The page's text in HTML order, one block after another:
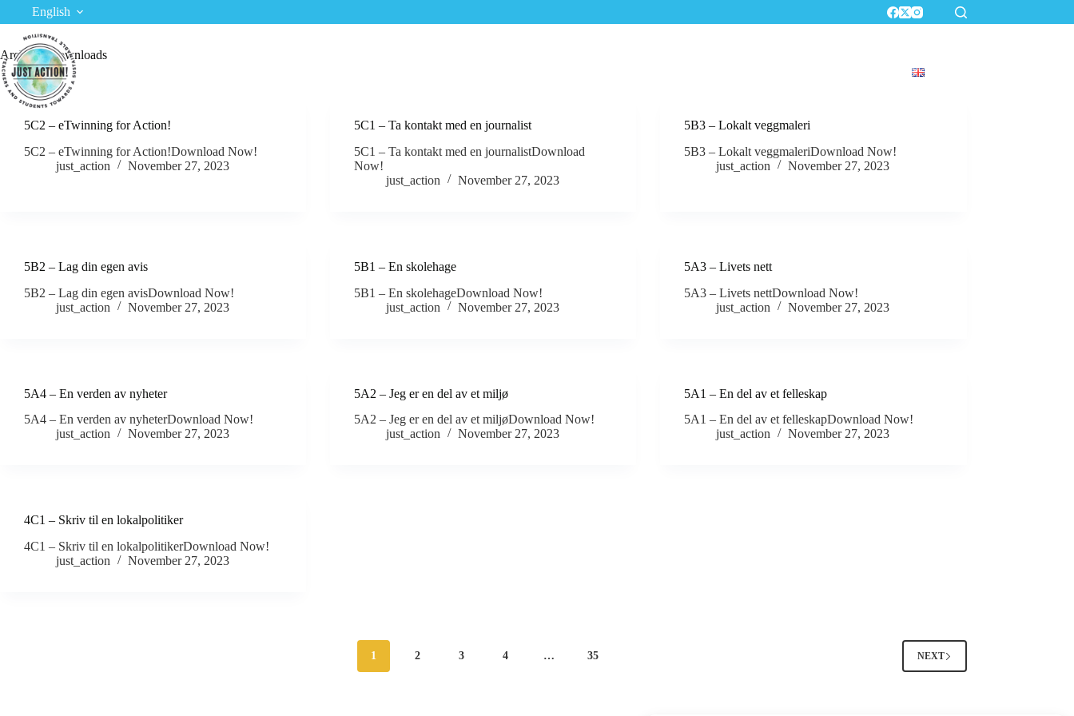
content
English
ArchivesDownloads
5C2 – eTwinning for Action!
5C2 – eTwinning for Action!Download Now!
just_action
November 27, 2023
5C1 – Ta kontakt med en journalist
5C1 – Ta kontakt med en journalistDownload
Now!
just_action
November 27, 2023
5B3 – Lokalt veggmaleri
5B3 – Lokalt veggmaleriDownload Now!
just_action
November 27, 2023
5B2 – Lag din egen avis
5B2 – Lag din egen avisDownload Now!
just_action
November 27, 2023
5B1 – En skolehage
5B1 – En skolehageDownload Now!
just_action
November 27, 2023
5A3 – Livets nett
5A3 – Livets nettDownload Now!
just_action
November 27, 2023
5A4 – En verden av nyheter
5A4 – En verden av nyheterDownload Now!
just_action
November 27, 2023
5A2 – Jeg er en del av et miljø
5A2 – Jeg er en del av et miljøDownload Now!
just_action
November 27, 2023
5A1 – En del av et felleskap
5A1 – En del av et felleskapDownload Now!
just_action
November 27, 2023
4C1 – Skriv til en lokalpolitiker
4C1 – Skriv til en lokalpolitikerDownload Now!
just_action
November 27, 2023
1 2 3 4 … 35 NEXT